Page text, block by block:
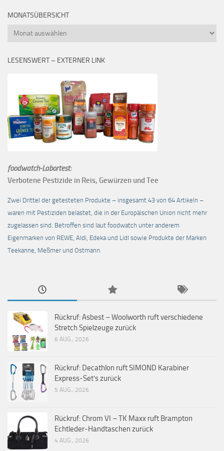
MONATSÜBERSICHT
Monatsübersicht
LESENSWERT – EXTERNER LINK
foodwatch-Labortest:
Verbotene Pestizide in Reis, Gewürzen und Tee
Zwei Drittel der getesteten Produkte – insgesamt 43 von 64 Artikeln –
waren mit Pestiziden belastet, die in der Europäischen Union nicht mehr
zugelassen sind. Betroffen sind laut foodwatch unter anderem
Eigenmarken von REWE, Aldi, Edeka und Lidl sowie Produkte der Marken
Teekanne, Meßmer und Ostmann.
Rückruf: Asbest – Woolworth ruft verschiedene
Stretch Spielzeuge zurück
6 AUG., 2026
Rückruf: Decathlon ruft SIMOND Karabiner
Express-Set’s zurück
5 AUG., 2026
Rückruf: Chrom VI – TK Maxx ruft Brampton
Echtleder-Handtaschen zurück
4 AUG., 2026